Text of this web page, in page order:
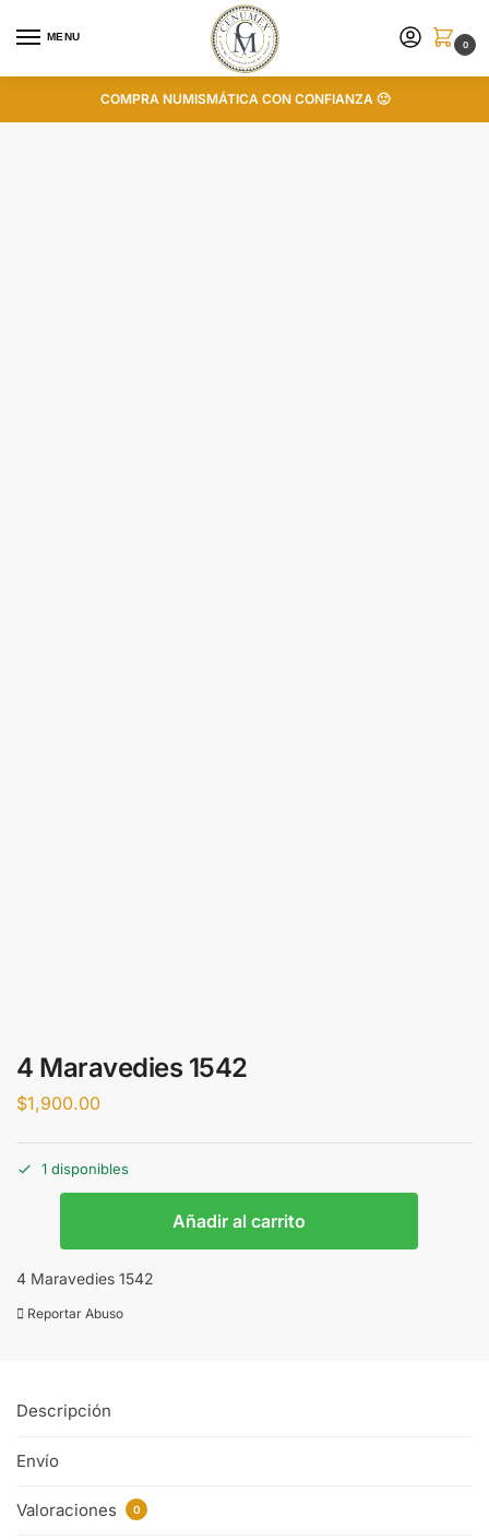
MENU
0
COMPRA NUMISMÁTICA CON CONFIANZA 🙂
4 Maravedies 1542
$1,900.00
1 disponibles
Añadir al carrito
4 Maravedies 1542
Reportar Abuso
Descripción
Envío
Valoraciones 0